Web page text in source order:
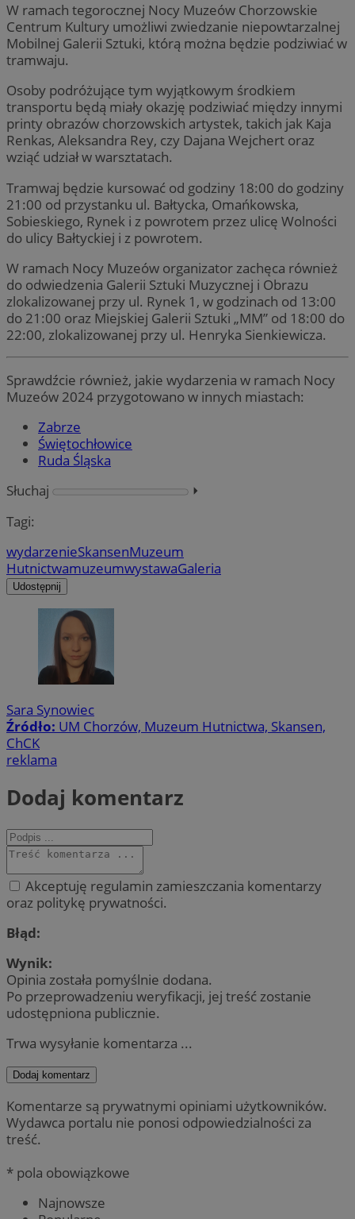
W ramach tegorocznej Nocy Muzeów Chorzowskie
Centrum Kultury umożliwi zwiedzanie niepowtarzalnej
Mobilnej Galerii Sztuki, którą można będzie podziwiać w
tramwaju.
Osoby podróżujące tym wyjątkowym środkiem
transportu będą miały okazję podziwiać między innymi
printy obrazów chorzowskich artystek, takich jak Kaja
Renkas, Aleksandra Rey, czy Dajana Wejchert oraz
wziąć udział w warsztatach.
Tramwaj będzie kursować od godziny 18:00 do godziny
21:00 od przystanku ul. Bałtycka, Omańkowska,
Sobieskiego, Rynek i z powrotem przez ulicę Wolności
do ulicy Bałtyckiej i z powrotem.
W ramach Nocy Muzeów organizator zachęca również
do odwiedzenia Galerii Sztuki Muzycznej i Obrazu
zlokalizowanej przy ul. Rynek 1, w godzinach od 13:00
do 21:00 oraz Miejskiej Galerii Sztuki „MM” od 18:00 do
22:00, zlokalizowanej przy ul. Henryka Sienkiewicza.
Sprawdźcie również, jakie wydarzenia w ramach Nocy
Muzeów 2024 przygotowano w innych miastach:
Zabrze
Świętochłowice
Ruda Śląska
Słuchaj
⏵︎
Tagi:
wydarzenieSkansenMuzeum
HutnictwamuzeumwystawaGaleria
Udostępnij
Sara Synowiec
Źródło: UM Chorzów, Muzeum Hutnictwa, Skansen,
ChCK
reklama
Dodaj komentarz
Akceptuję regulamin zamieszczania komentarzy
oraz politykę prywatności.
Błąd:
Wynik:
Opinia została pomyślnie dodana.
Po przeprowadzeniu weryfikacji, jej treść zostanie
udostępniona publicznie.
Trwa wysyłanie komentarza ...
Dodaj komentarz
Komentarze są prywatnymi opiniami użytkowników.
Wydawca portalu nie ponosi odpowiedzialności za
treść.
* pola obowiązkowe
Najnowsze